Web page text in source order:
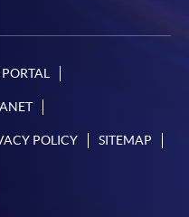
POLICY SITEMAP